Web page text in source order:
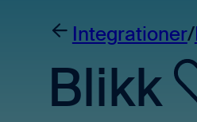
Integrationer/
Blikk